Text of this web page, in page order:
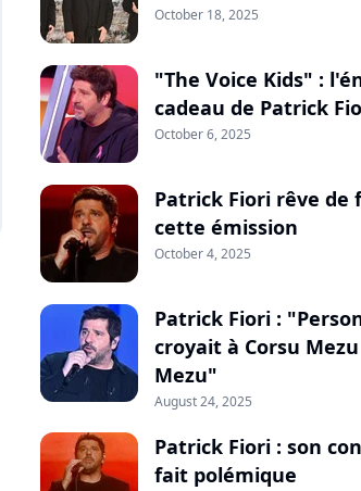
October 18, 2025
"The Voice Kids" :
cadeau de Patrick
October 6, 2025
Patrick Fiori rêve de
cette émission
October 4, 2025
Patrick Fiori :
croyait à Corsu Mezu
Mezu"
August 24, 2025
Patrick Fiori : son
fait polémique